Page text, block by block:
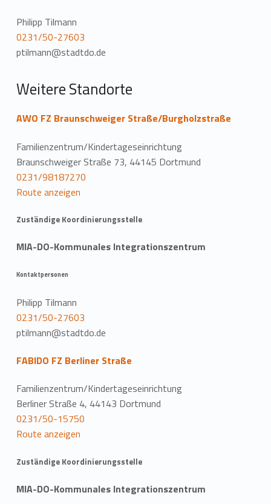
Philipp Tilmann
0231/50-27603
ptilmann@stadtdo.de
Weitere Standorte
AWO FZ Braunschweiger Straße/Burgholzstraße
Familienzentrum/Kindertageseinrichtung
Braunschweiger Straße 73, 44145 Dortmund
0231/98187270
Route anzeigen
Zuständige Koordinierungsstelle
MIA-DO-Kommunales Integrationszentrum
Kontaktpersonen
Philipp Tilmann
0231/50-27603
ptilmann@stadtdo.de
FABIDO FZ Berliner Straße
Familienzentrum/Kindertageseinrichtung
Berliner Straße 4, 44143 Dortmund
0231/50-15750
Route anzeigen
Zuständige Koordinierungsstelle
MIA-DO-Kommunales Integrationszentrum